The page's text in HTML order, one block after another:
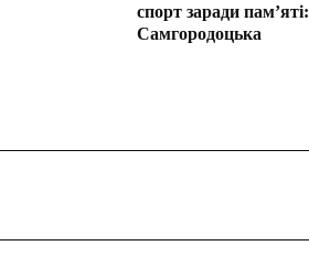
спорт заради пам’яті:
Самгородоцька